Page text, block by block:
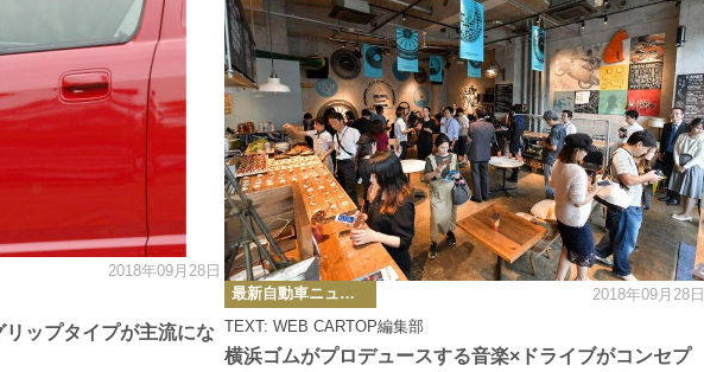
ップタイプが主流にな
2018年09月28日
横浜ゴムがプロデュースする音楽×ドライブがコンセプ
TEXT: WEB CARTOP編集部
カ
テ
ゴ
リ
ー
最新自動車ニュース 2018年09月28日